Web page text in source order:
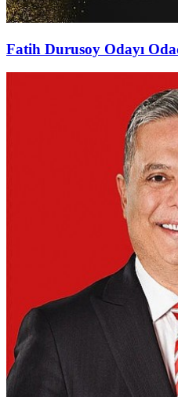
Fatih Durusoy Odayı